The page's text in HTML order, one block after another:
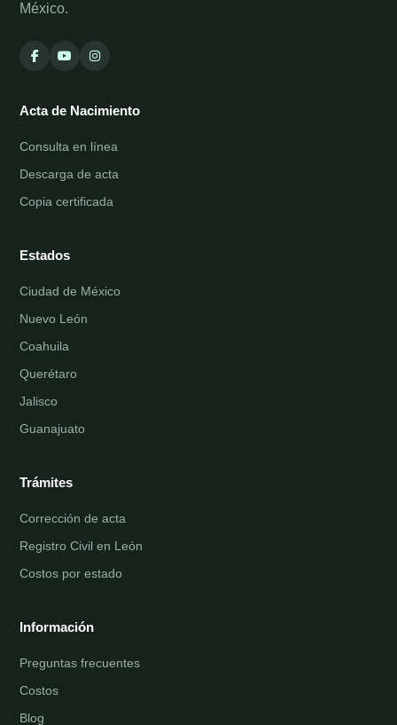
México.
Acta de Nacimiento
Consulta en línea
Descarga de acta
Copia certificada
Estados
Ciudad de México
Nuevo León
Coahuila
Querétaro
Jalisco
Guanajuato
Trámites
Corrección de acta
Registro Civil en León
Costos por estado
Información
Preguntas frecuentes
Costos
Blog